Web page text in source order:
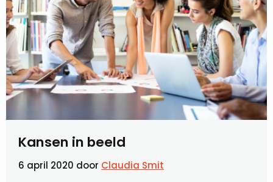
Kansen in beeld
6 april 2020 door Claudia Smit